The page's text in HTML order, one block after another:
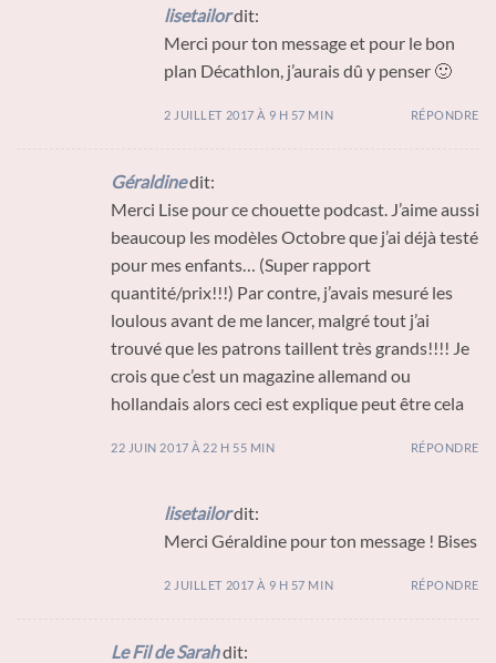
lisetailordit:
Merci pour ton message et pour le bon
plan Décathlon, j’aurais dû y penser 🙂
2 JUILLET 2017 À 9 H 57 MIN RÉPONDRE
Géraldinedit:
Merci Lise pour ce chouette podcast. J’aime aussi
beaucoup les modèles Octobre que j’ai déjà testé
pour mes enfants… (Super rapport
quantité/prix!!!) Par contre, j’avais mesuré les
loulous avant de me lancer, malgré tout j’ai
trouvé que les patrons taillent très grands!!!! Je
crois que c’est un magazine allemand ou
hollandais alors ceci est explique peut être cela
22 JUIN 2017 À 22 H 55 MIN RÉPONDRE
lisetailordit:
Merci Géraldine pour ton message ! Bises
2 JUILLET 2017 À 9 H 57 MIN RÉPONDRE
Le Fil de Sarahdit: